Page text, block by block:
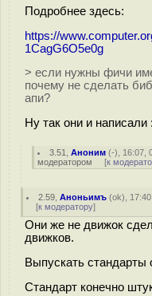
Подробнее здесь:
https://
1CagG6O5e0g
> если нужны фичи
почему не сделать
апи?
Ну так они и написали
3.51 ,Аноним (-), 16:07,
модератором [к
2.59 ,Аноньимъ (ok),
[к модератору]
Они же не движок
движков.
Выпускать стандарты
Стандарт конечно